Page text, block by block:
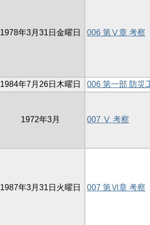
1978年3月31日金曜日 006 第Ⅴ章 考察
1984年7月26日木曜日 006 第一部 防災
1972年3月 007 Ⅴ 考察
1987年3月31日火曜日 007 第Ⅵ章 考察